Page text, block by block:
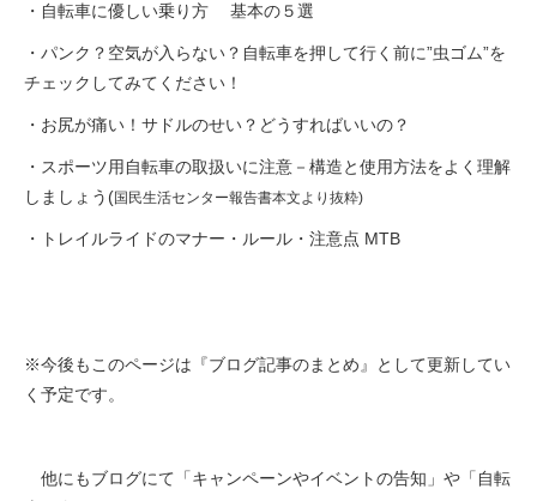
・自転車に優しい乗り方 基本の５選
・パンク？空気が入らない？自転車を押して行く前に”虫ゴム”を
チェックしてみてください！
・お尻が痛い！サドルのせい？どうすればいいの？
・スポーツ用自転車の取扱いに注意－構造と使用方法をよく理解
しましょう (国民生活センター報告書本文より抜粋)
・トレイルライドのマナー・ルール・注意点 MTB
※今後もこのページは『ブログ記事のまとめ』として更新してい
く予定です。
他にもブログにて「キャンペーンやイベントの告知」や「自転